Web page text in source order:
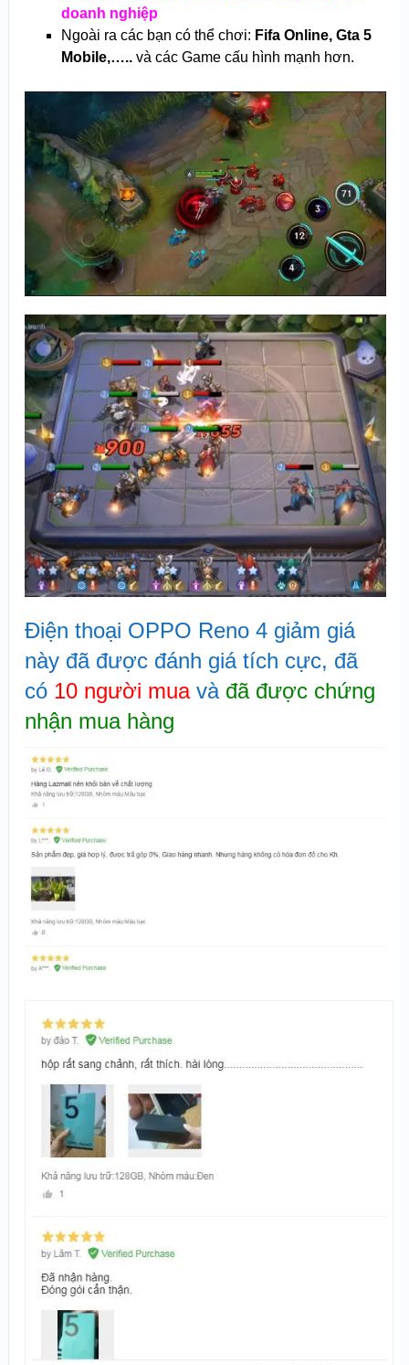
doanh nghiệp
Ngoài ra các bạn có thể chơi: Fifa Online, Gta 5
Mobile,…..và các Game cấu hình mạnh hơn.
Điện thoại OPPO Reno 4 giảm giá
này đã được đánh giá tích cực, đã
có 10 người muavà đã được chứng
nhận mua hàng